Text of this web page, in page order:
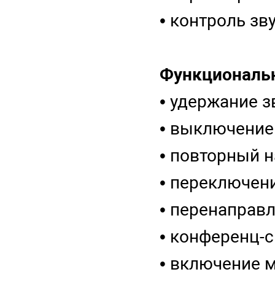
• контроль
• удержание
•
• повторный
•
•
• конференц-
• включение